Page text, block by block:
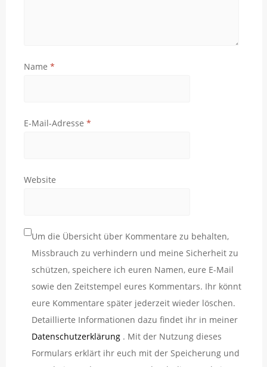
Name *
E-Mail-Adresse *
Website
Um die Übersicht über Kommentare zu behalten,
Missbrauch zu verhindern und meine Sicherheit zu
schützen, speichere ich euren Namen, eure E-Mail
sowie den Zeitstempel eures Kommentars. Ihr könnt
eure Kommentare später jederzeit wieder löschen.
Detaillierte Informationen dazu findet ihr in meiner
Datenschutzerklärung . Mit der Nutzung dieses
Formulars erklärt ihr euch mit der Speicherung und